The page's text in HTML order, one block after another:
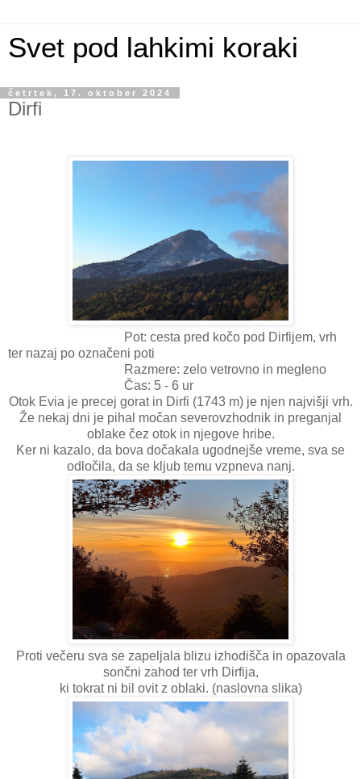
Svet pod lahkimi koraki
četrtek, 17. oktober 2024
Dirfi
Pot: cesta pred kočo pod Dirfijem, vrh
ter nazaj po označeni poti
Razmere: zelo vetrovno in megleno
Čas: 5 - 6 ur
Otok Evia je precej gorat in Dirfi (1743 m) je njen najvišji vrh.
Že nekaj dni je pihal močan severovzhodnik in preganjal
oblake čez otok in njegove hribe.
Ker ni kazalo, da bova dočakala ugodnejše vreme, sva se
odločila, da se kljub temu vzpneva nanj.
Proti večeru sva se zapeljala blizu izhodišča in opazovala
sončni zahod ter vrh Dirfija,
ki tokrat ni bil ovit z oblaki. (naslovna slika)